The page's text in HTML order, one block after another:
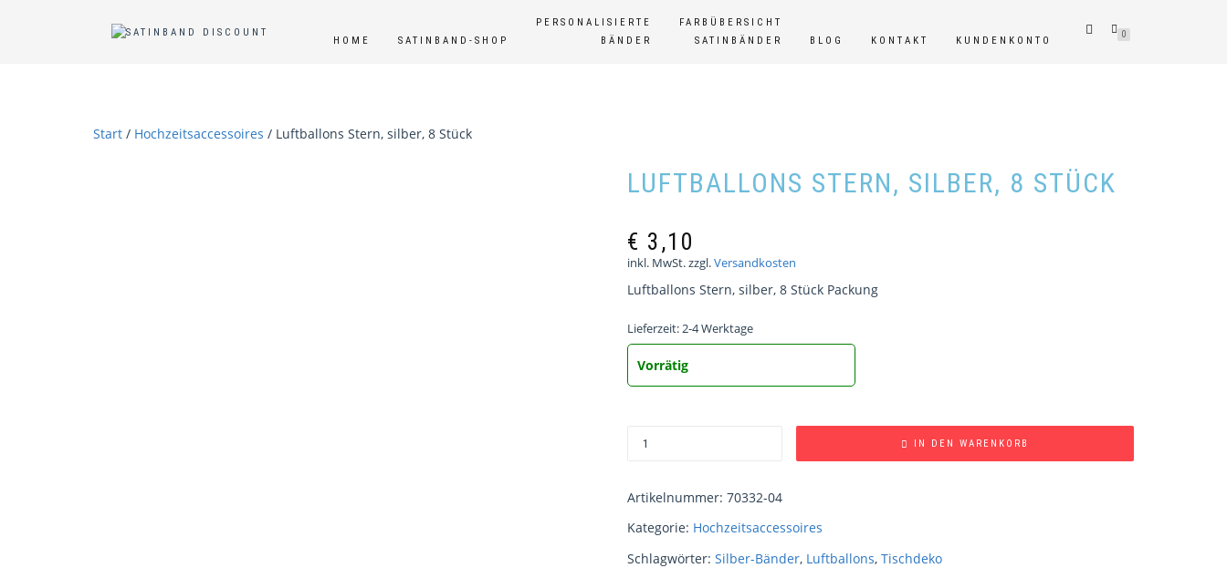
HOME SATINBAND-SHOP
PERSONALISIERTE
BÄNDER
FARBÜBERSICHT
SATINBÄNDER
BLOG KONTAKT KUNDENKONTO
0
Start / Hochzeitsaccessoires / Luftballons Stern, silber, 8 Stück
LUFTBALLONS STERN, SILBER, 8 STÜCK
€ 3,10
inkl. MwSt.zzgl.Versandkosten
Luftballons Stern, silber, 8 Stück Packung
Lieferzeit:2-4 Werktage
Vorrätig
IN DEN WARENKORB
Artikelnummer: 70332-04
Kategorie: Hochzeitsaccessoires
Schlagwörter: Silber-Bänder, Luftballons, Tischdeko